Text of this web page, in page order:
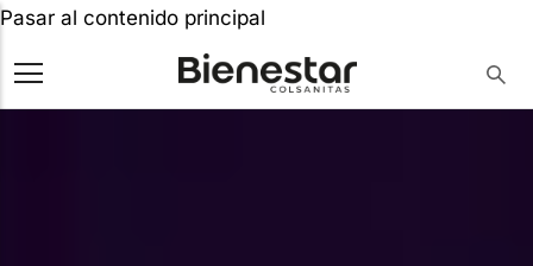
Pasar al contenido principal